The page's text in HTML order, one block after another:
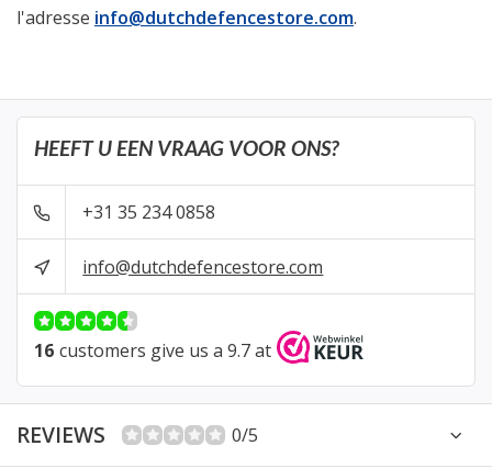
l'adresse info@dutchdefencestore.com.
HEEFT U EEN VRAAG VOOR ONS?
+31 35 234 0858
info@dutchdefencestore.com
16 customers give us a 9.7 at
REVIEWS 0/5